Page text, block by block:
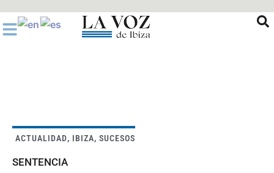
al
contenido
ACTUALIDAD, IBIZA, SUCESOS
SENTENCIA